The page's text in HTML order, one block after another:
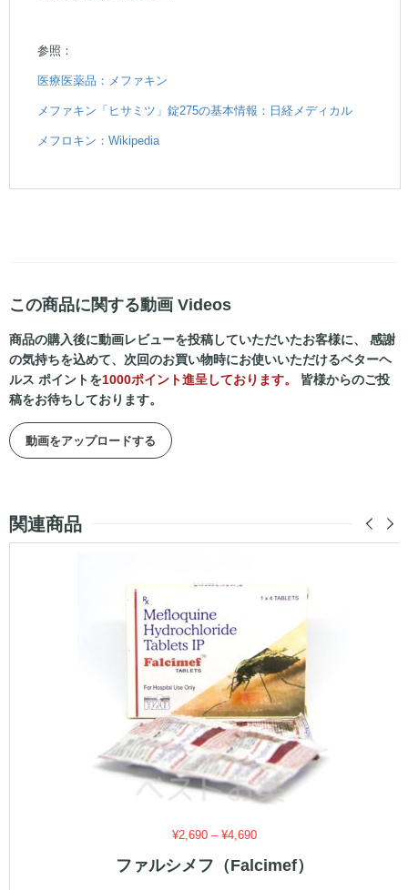
参照：
医療医薬品：メファキン
メファキン「ヒサミツ」錠275の基本情報：日経メディカル
メフロキン：Wikipedia
この商品に関する動画 Videos
商品の購入後に動画レビューを投稿していただいたお客様に、 感謝
の気持ちを込めて、次回のお買い物時にお使いいただけるベターヘ
ルス ポイントを1000ポイント進呈しております。
皆様からのご投
稿をお待ちしております。
動画をアップロードする
関連商品
¥2,690 –¥4,690価
帯:
ファルシメフ（Falcimef）